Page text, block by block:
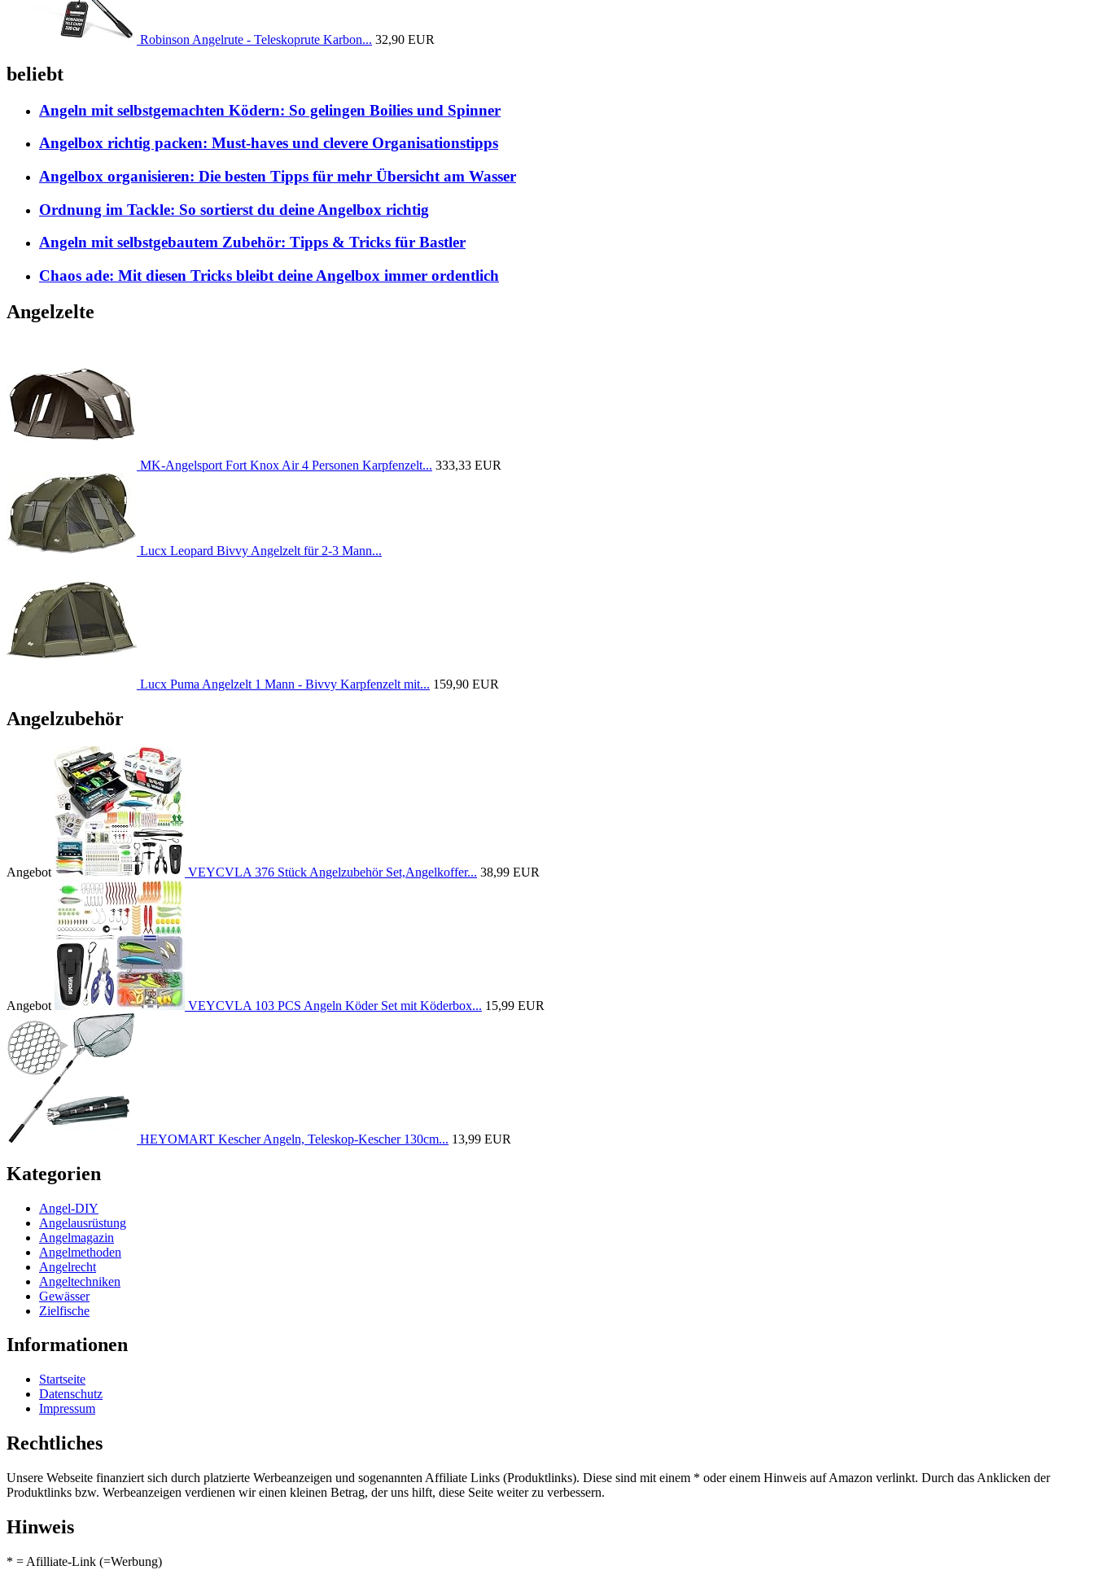
Robinson Angelrute - Teleskoprute Karbon... 32,90 EUR
beliebt
Angeln mit selbstgemachten Ködern: So gelingen Boilies und Spinner
Angelbox richtig packen: Must-haves und clevere Organisationstipps
Angelbox organisieren: Die besten Tipps für mehr Übersicht am Wasser
Ordnung im Tackle: So sortierst du deine Angelbox richtig
Angeln mit selbstgebautem Zubehör: Tipps & Tricks für Bastler
Chaos ade: Mit diesen Tricks bleibt deine Angelbox immer ordentlich
Angelzelte
MK-Angelsport Fort Knox Air 4 Personen Karpfenzelt... 333,33 EUR
Lucx Leopard Bivvy Angelzelt für 2-3 Mann...
Lucx Puma Angelzelt 1 Mann - Bivvy Karpfenzelt mit... 159,90 EUR
Angelzubehör
Angebot VEYCVLA 376 Stück Angelzubehör Set,Angelkoffer... 38,99 EUR
Angebot VEYCVLA 103 PCS Angeln Köder Set mit Köderbox... 15,99 EUR
HEYOMART Kescher Angeln, Teleskop-Kescher 130cm... 13,99 EUR
Kategorien
Angel-DIY
Angelausrüstung
Angelmagazin
Angelmethoden
Angelrecht
Angeltechniken
Gewässer
Zielfische
Informationen
Startseite
Datenschutz
Impressum
Rechtliches
Unsere Webseite finanziert sich durch platzierte Werbeanzeigen und sogenannten Affiliate Links (Produktlinks). Diese sind mit einem * oder einem Hinweis auf Amazon verlinkt. Durch das Anklicken der
Produktlinks bzw. Werbeanzeigen verdienen wir einen kleinen Betrag, der uns hilft, diese Seite weiter zu verbessern.
Hinweis
* = Afilliate-Link (=Werbung)